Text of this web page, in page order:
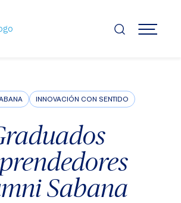
MENÚ
INNOVACIÓN CON SENTIDO
Sabana